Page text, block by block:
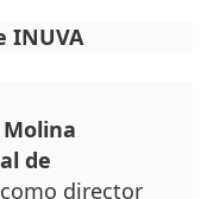
INUVA
de
director